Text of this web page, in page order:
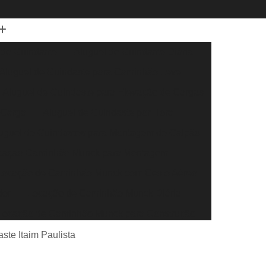
Locação de Caminhão Munck para Obra
Itaim Paulista